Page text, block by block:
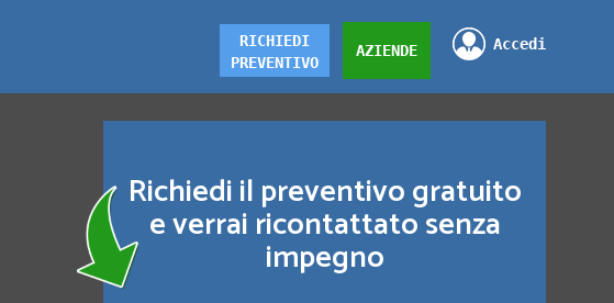
Accedi
AZIENDE
RICHIEDI
PREVENTIVO
Richiedi il preventivo gratuito
e verrai ricontattato senza
impegno